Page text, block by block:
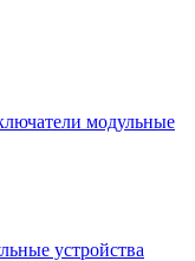
модульные
устройства